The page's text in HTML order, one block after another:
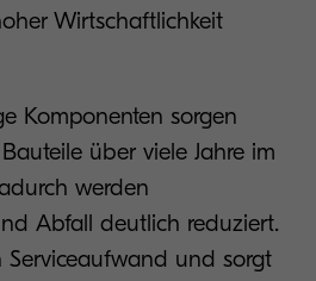
Wirtschaftlichkeit
Komponenten sorgen
über viele Jahre im
werden
Abfall deutlich reduziert.
und sorgt